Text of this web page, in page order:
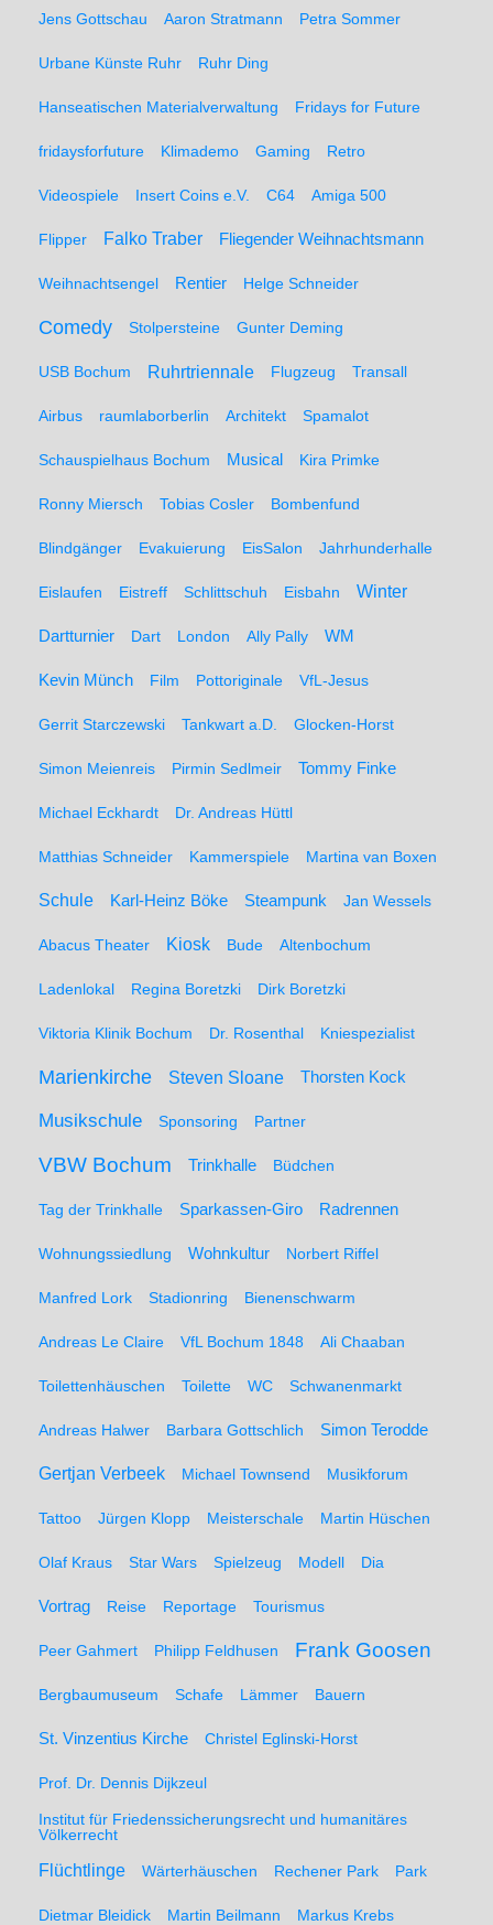
Jens Gottschau Aaron Stratmann Petra Sommer
Urbane Künste Ruhr Ruhr Ding
Hanseatischen Materialverwaltung Fridays for Future
fridaysforfuture Klimademo Gaming Retro
Videospiele Insert Coins e.V. C64 Amiga 500
Flipper Falko Traber Fliegender Weihnachtsmann
Weihnachtsengel Rentier Helge Schneider
Comedy Stolpersteine Gunter Deming
USB Bochum Ruhrtriennale Flugzeug Transall
Airbus raumlaborberlin Architekt Spamalot
Schauspielhaus Bochum Musical Kira Primke
Ronny Miersch Tobias Cosler Bombenfund
Blindgänger Evakuierung EisSalon Jahrhunderhalle
Eislaufen Eistreff Schlittschuh Eisbahn Winter
Dartturnier Dart London Ally Pally WM
Kevin Münch Film Pottoriginale VfL-Jesus
Gerrit Starczewski Tankwart a.D. Glocken-Horst
Simon Meienreis Pirmin Sedlmeir Tommy Finke
Michael Eckhardt Dr. Andreas Hüttl
Matthias Schneider Kammerspiele Martina van Boxen
Schule Karl-Heinz Böke Steampunk Jan Wessels
Abacus Theater Kiosk Bude Altenbochum
Ladenlokal Regina Boretzki Dirk Boretzki
Viktoria Klinik Bochum Dr. Rosenthal Kniespezialist
Marienkirche Steven Sloane Thorsten Kock
Musikschule Sponsoring Partner
VBW Bochum Trinkhalle Büdchen
Tag der Trinkhalle Sparkassen-Giro Radrennen
Wohnungssiedlung Wohnkultur Norbert Riffel
Manfred Lork Stadionring Bienenschwarm
Andreas Le Claire VfL Bochum 1848 Ali Chaaban
Toilettenhäuschen Toilette WC Schwanenmarkt
Andreas Halwer Barbara Gottschlich Simon Terodde
Gertjan Verbeek Michael Townsend Musikforum
Tattoo Jürgen Klopp Meisterschale Martin Hüschen
Olaf Kraus Star Wars Spielzeug Modell Dia
Vortrag Reise Reportage Tourismus
Peer Gahmert Philipp Feldhusen Frank Goosen
Bergbaumuseum Schafe Lämmer Bauern
St. Vinzentius Kirche Christel Eglinski-Horst
Prof. Dr. Dennis Dijkzeul
Institut für Friedenssicherungsrecht und humanitäres
Völkerrecht
Flüchtlinge Wärterhäuschen Rechener Park Park
Dietmar Bleidick Martin Beilmann Markus Krebs